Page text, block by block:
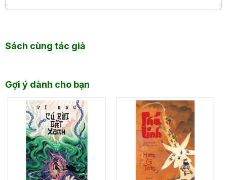
Sách cùng tác giả
Gợi ý dành cho bạn